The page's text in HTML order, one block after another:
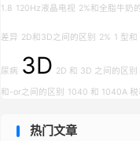
1.8 120Hz液晶电视 2%和全脂牛奶
差异 2D和3D之间的区别 2% 1 型和
尿病 3D 2D 和 3D 之间的区别
和-or之间的区别 1040 和 1040A 税
热门文章